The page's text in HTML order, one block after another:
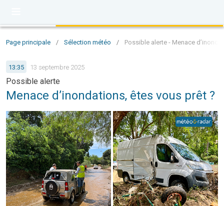
Page principale / Sélection météo / Possible alerte - Menace
13:35 13 septembre 2025
Possible alerte
Menace d’inondations, êtes vous prêt ?